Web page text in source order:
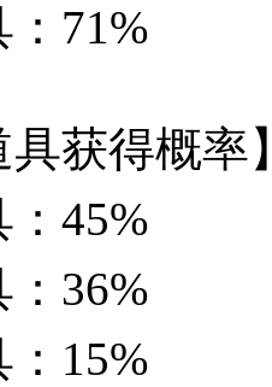
71%
具获得概率
45%
36%
15%